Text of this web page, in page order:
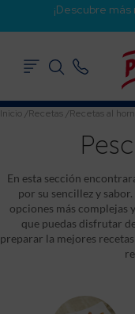
¡Descubre más
Inicio /Recetas /Recetas al
En esta sección
por su sencillez y
opciones más complejas
que puedas disfrutar
preparar la mejores